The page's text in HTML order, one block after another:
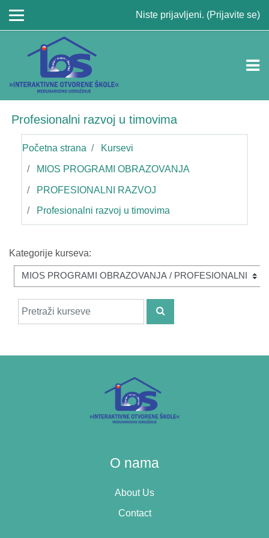
Niste prijavljeni. (Prijavite se)
Profesionalni razvoj u timovima
Početna strana Kursevi
MIOS PROGRAMI OBRAZOVANJA
PROFESIONALNI RAZVOJ
Profesionalni razvoj u timovima
Kategorije kurseva:
Pretraži kurseve
PRETRAŽI KURSEVE
O nama
About Us
Contact